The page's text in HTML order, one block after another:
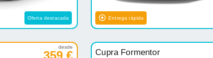
Oferta destacada Entrega rápida
desde
Cupra Formentor